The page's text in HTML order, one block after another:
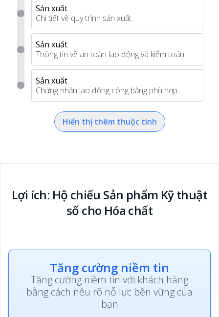
Sản xuất
Chi tiết về quy trình sản xuất
Sản xuất
Thông tin về an toàn lao động và kiểm toán
Sản xuất
Chứng nhận lao động công bằng phù hợp
Hiển thị thêm thuộc tính
Lợi ích: Hộ chiếu Sản phẩm Kỹ thuật
số cho Hóa chất
Tăng cường niềm tin
Tăng cường niềm tin với khách hàng
bằng cách nêu rõ nỗ lực bền vững của
bạn